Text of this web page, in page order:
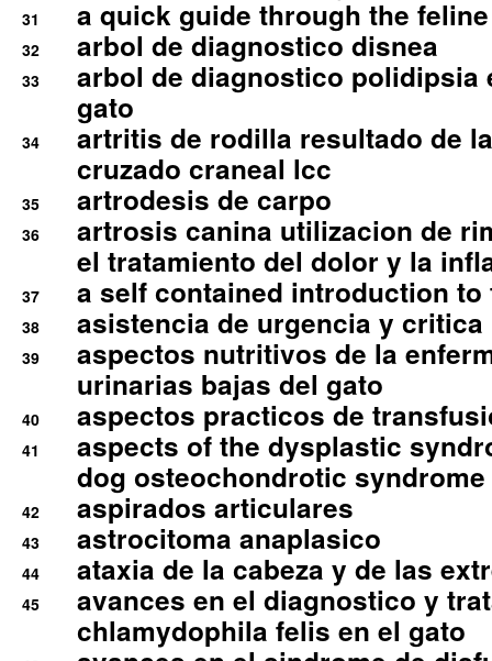
31 a quick guide through the
32 arbol de diagnostico disnea
33
arbol de diagnostico polidipsia
gato
34
artritis de rodilla resultado de
cruzado craneal lcc
35 artrodesis de carpo
36
artrosis canina utilizacion de
el tratamiento del dolor y la
37 a self contained introduction
38 asistencia de urgencia y
39
aspectos nutritivos de la
urinarias bajas del gato
40 aspectos practicos de
41
aspects of the dysplastic
dog osteochondrotic syndrome
42 aspirados articulares
43 astrocitoma anaplasico
44 ataxia de la cabeza y de las
45
avances en el diagnostico y
chlamydophila felis en el gato